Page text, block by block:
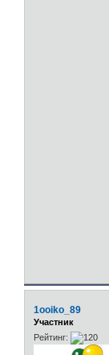
1ooiko_89
Участник
Рейтинг: